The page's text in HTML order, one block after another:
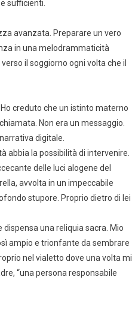
sufficienti.
avanzata. Preparare un vero
in una melodrammaticità
il soggiorno ogni volta che il
creduto che un istinto materno
Non era un messaggio.
digitale.
abbia la possibilità di intervenire.
delle luci alogene del
avvolta in un impeccabile
stupore. Proprio dietro di lei
una reliquia sacra. Mio
ampio e trionfante da sembrare
nel vialetto dove una volta mi
“una persona responsabile